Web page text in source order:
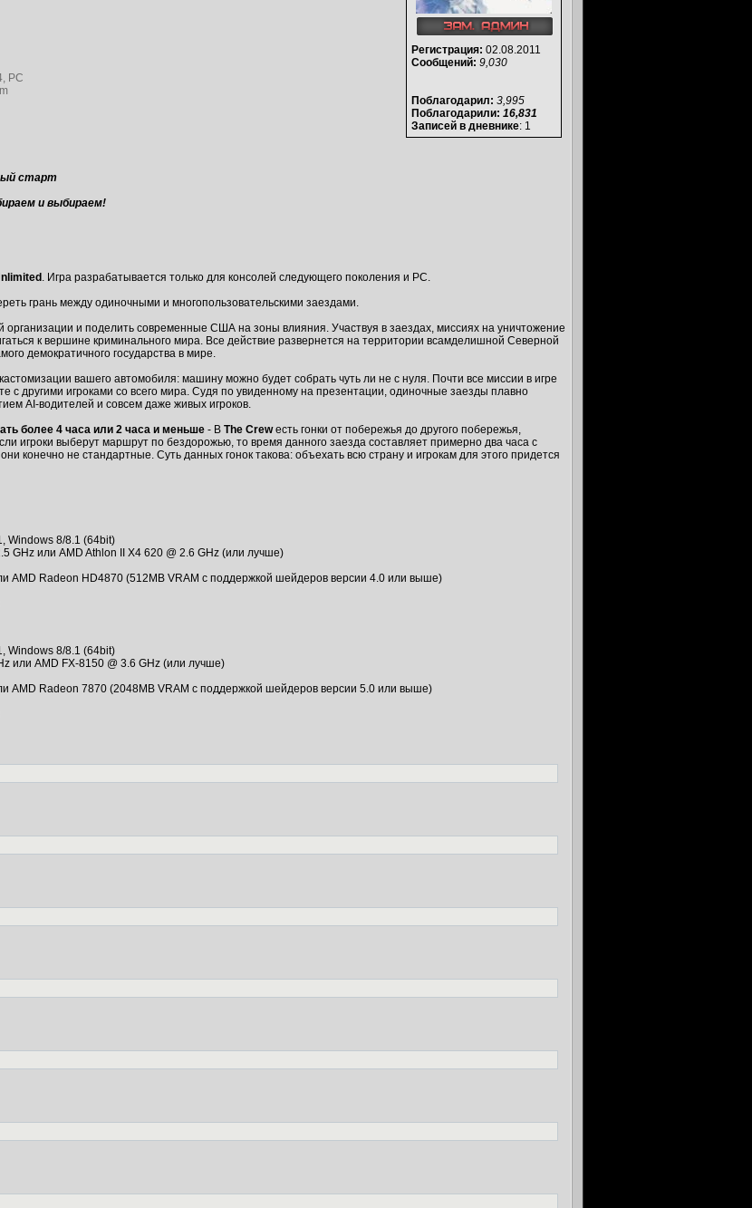
Регистрация: 02.08.2011
Сообщений: 9,030
Поблагодарил: 3,995
Поблагодарили: 16,831
Записей в дневнике: 1
PC
старт
и выбираем!
. Игра разрабатывается только для консолей следующего поколения и РС.
грань между одиночными и многопользовательскими заездами.
организации и поделить современные США на зоны влияния. Участвуя в заездах, миссиях на уничтожение
к вершине криминального мира. Все действие развернется на территории всамделишной Северной
демократичного государства в мире.
вашего автомобиля: машину можно будет собрать чуть ли не с нуля. Почти все миссии в игре
с другими игроками со всего мира. Судя по увиденному на презентации, одиночные заезды плавно
AI-водителей и совсем даже живых игроков.
более 4 часа или 2 часа и меньше - В The Crewесть гонки от побережья до другого побережья,
игроки выберут маршрут по бездорожью, то время данного заезда составляет примерно два часа с
конечно не стандартные. Суть данных гонок такова: объехать всю страну и игрокам для этого придется
Windows 8/8.1 (64bit)
GHz или AMD Athlon II X4 620 @ 2.6 GHz (или лучше)
AMD Radeon HD4870 (512MB VRAM с поддержкой шейдеров версии 4.0 или выше)
Windows 8/8.1 (64bit)
или AMD FX-8150 @ 3.6 GHz (или лучше)
AMD Radeon 7870 (2048MB VRAM с поддержкой шейдеров версии 5.0 или выше)